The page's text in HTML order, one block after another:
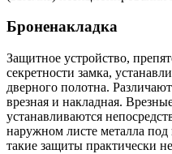
Броненакладка
Защитное устройство,
секретности замка,
дверного полотна.
врезная и накладная.
устанавливаются
наружном листе металла под
такие защиты практически